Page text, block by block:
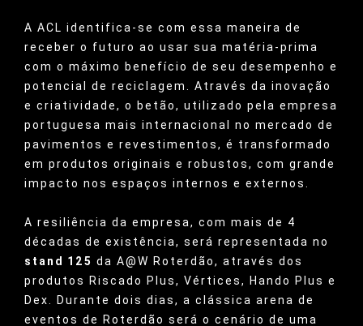
A ACL identifica-se com essa maneira de
receber o futuro ao usar sua matéria-prima
com o máximo benefício de seu desempenho e
potencial de reciclagem. Através da inovação
e criatividade, o betão, utilizado pela empresa
portuguesa mais internacional no mercado de
pavimentos e revestimentos, é transformado
em produtos originais e robustos, com grande
impacto nos espaços internos e externos.
A resiliência da empresa, com mais de 4
décadas de existência, será representada no
stand 125 da A@W Roterdão, através dos
produtos Riscado Plus, Vértices, Hando Plus e
Dex. Durante dois dias, a clássica arena de
eventos de Roterdão será o cenário de uma